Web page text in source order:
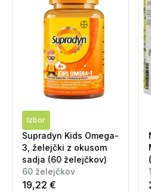
Izbor
Supradyn Kids Omega-
3, želejčki z okusom
sadja (60 želejčkov)
60 želejčkov
19,22 €